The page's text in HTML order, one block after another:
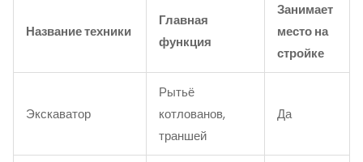
Название техники
Главная
функция
Занимает
место на
стройке
Экскаватор
Рытьё
котлованов,
траншей
Да